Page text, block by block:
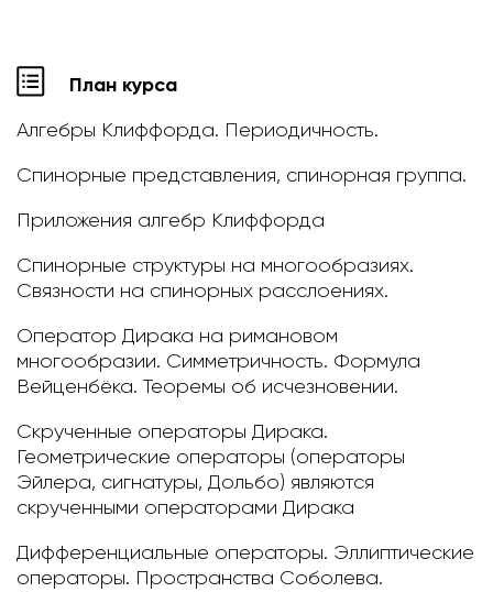
План курса
Алгебры Клиффорда. Периодичность.
Спинорные представления, спинорная группа.
Приложения алгебр Клиффорда
Спинорные структуры на многообразиях.
Связности на спинорных расслоениях.
Оператор Дирака на римановом
многообразии. Симметричность. Формула
Вейценбёка. Теоремы об исчезновении.
Скрученные операторы Дирака.
Геометрические операторы (операторы
Эйлера, сигнатуры, Дольбо) являются
скрученными операторами Дирака
Дифференциальные операторы. Эллиптические
операторы. Пространства Соболева.